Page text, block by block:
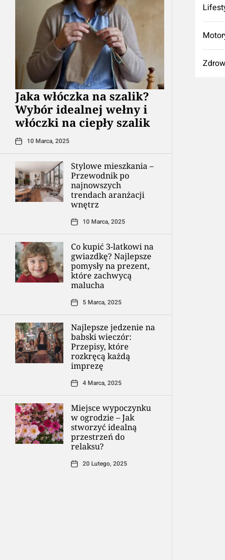
Jaka włóczka na szalik?
Wybór idealnej wełny i
włóczki na ciepły szalik
10 Marca, 2025
Stylowe mieszkania –
Przewodnik po
najnowszych
trendach aranżacji
wnętrz
10 Marca, 2025
Co kupić 3-latkowi na
gwiazdkę? Najlepsze
pomysły na prezent,
które zachwycą
malucha
5 Marca, 2025
Najlepsze jedzenie na
babski wieczór:
Przepisy, które
rozkręcą każdą
imprezę
4 Marca, 2025
Miejsce wypoczynku
w ogrodzie – Jak
stworzyć idealną
przestrzeń do
relaksu?
20 Lutego, 2025